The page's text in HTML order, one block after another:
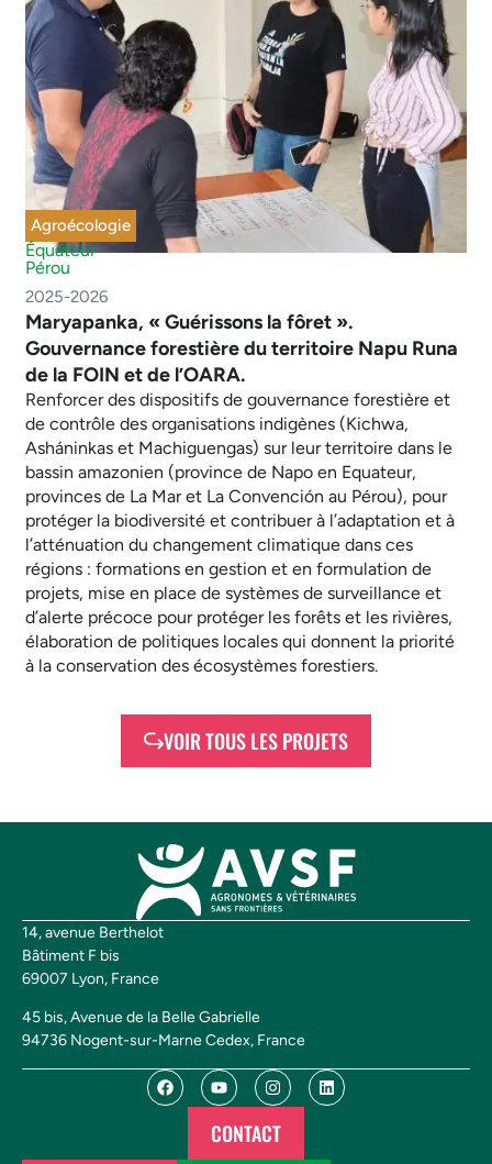
Agroécologie
Équateur
Pérou
2025-2026
Maryapanka, « Guérissons la fôret ».
Gouvernance forestière du territoire Napu Runa
de la FOIN et de l’OARA.
Renforcer des dispositifs de gouvernance forestière et
de contrôle des organisations indigènes (Kichwa,
Asháninkas et Machiguengas) sur leur territoire dans le
bassin amazonien (province de Napo en Equateur,
provinces de La Mar et La Convención au Pérou), pour
protéger la biodiversité et contribuer à l’adaptation et à
l’atténuation du changement climatique dans ces
régions : formations en gestion et en formulation de
projets, mise en place de systèmes de surveillance et
d’alerte précoce pour protéger les forêts et les rivières,
élaboration de politiques locales qui donnent la priorité
à la conservation des écosystèmes forestiers.
VOIR TOUS LES PROJETS
14, avenue Berthelot
Bâtiment F bis
69007 Lyon, France
45 bis, Avenue de la Belle Gabrielle
94736 Nogent-sur-Marne Cedex, France
CONTACT